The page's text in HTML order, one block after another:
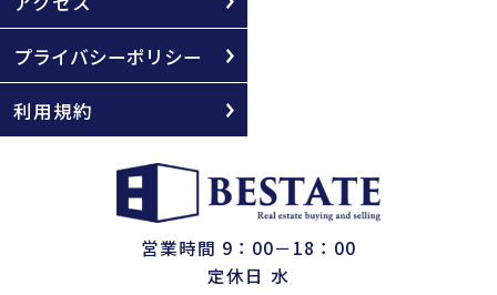
プライバシーポリシー
利用規約
営業時間 9：00－18：00
定休日 水